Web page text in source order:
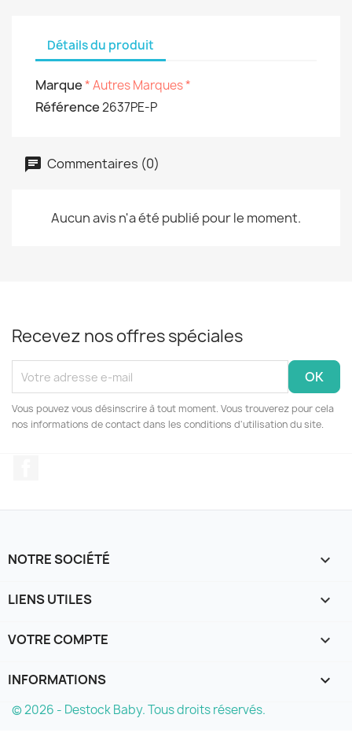
Détails du produit
Marque* Autres Marques *
Référence2637PE-P
Commentaires (0)
Aucun avis n'a été publié pour le moment.
Recevez nos offres spéciales
Vous pouvez vous désinscrire à tout moment. Vous trouverez pour cela
nos informations de contact dans les conditions d'utilisation du site.
NOTRE SOCIÉTÉ 
LIENS UTILES 
VOTRE COMPTE 
INFORMATIONS keyboard_arrow_down
© 2026 - Destock Baby. Tous droits réservés.